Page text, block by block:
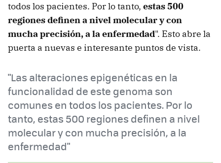
todos los pacientes. Por lo tanto, estas 500
regiones definen a nivel molecular y con
mucha precisión, a la enfermedad". Esto abre la
puerta a nuevas e interesante puntos de vista.
"Las alteraciones epigenéticas en la
funcionalidad de este genoma son
comunes en todos los pacientes. Por lo
tanto, estas 500 regiones definen a nivel
molecular y con mucha precisión, a la
enfermedad"